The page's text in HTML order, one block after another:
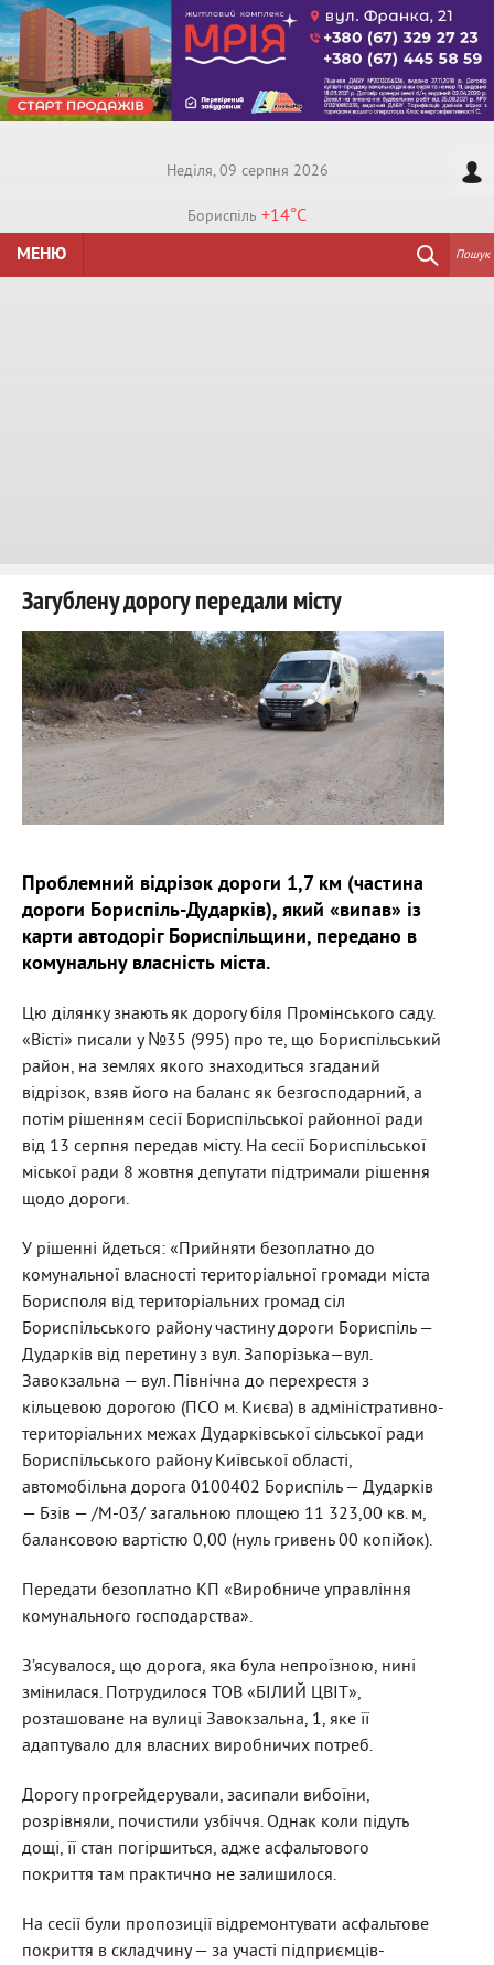
Недiля, 09 серпня 2026
Бориспiль +14°C
МЕНЮ
Пошук
Загублену дорогу передали місту
Проблемний відрізок дороги 1,7 км (частина
дороги Бориспіль-Дударків), який «випав» із
карти автодоріг Бориспільщини, передано в
комунальну власність міста.
Цю ділянку знають як дорогу біля Промінського саду.
«Вісті» писали у №35 (995) про те, що Бориспільський
район, на землях якого знаходиться згаданий
відрізок, взяв його на баланс як безгосподарний, а
потім рішенням сесії Бориспільської районної ради
від 13 серпня передав місту. На сесії Бориспільської
міської ради 8 жовтня депутати підтримали рішення
щодо дороги.
У рішенні йдеться: «Прийняти безоплатно до
комунальної власності територіальної громади міста
Борисполя від територіальних громад сіл
Бориспільського району частину дороги Бориспіль —
Дударків від перетину з вул. Запорізька—вул.
Завокзальна — вул. Північна до перехрестя з
кільцевою дорогою (ПСО м. Києва) в адміністративно-
територіальних межах Дударківської сільської ради
Бориспільського району Київської області,
автомобільна дорога 0100402 Бориспіль — Дударків
— Бзів — /М-03/ загальною площею 11 323,00 кв. м,
балансовою вартістю 0,00 (нуль гривень 00 копійок).
Передати безоплатно КП «Виробниче управління
комунального господарства».
З’ясувалося, що дорога, яка була непроїзною, нині
змінилася. Потрудилося ТОВ «БІЛИЙ ЦВІТ»,
розташоване на вулиці Завокзальна, 1, яке її
адаптувало для власних виробничих потреб.
Дорогу прогрейдерували, засипали вибоїни,
розрівняли, почистили узбіччя. Однак коли підуть
дощі, її стан погіршиться, адже асфальтового
покриття там практично не залишилося.
На сесії були пропозиції відремонтувати асфальтове
покриття в складчину — за участі підприємців-